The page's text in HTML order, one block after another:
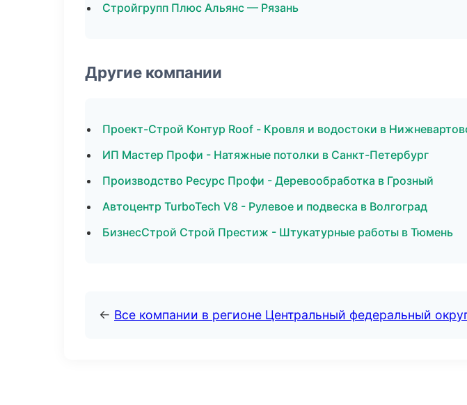
Стройгрупп Плюс Альянс — Рязань
Другие компании
Проект-Строй Контур Roof - Кровля и водостоки в
ИП Мастер Профи - Натяжные потолки в Санкт-Петербург
Производство Ресурс Профи - Деревообработка в Грозный
Автоцентр TurboTech V8 - Рулевое и подвеска в Волгоград
БизнесСтрой Строй Престиж - Штукатурные работы в Тюмень
← Все компании в регионе Центральный федеральный